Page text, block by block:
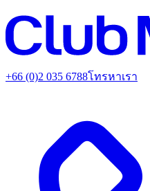
+66 (0)2 035 6788โทรหาเรา